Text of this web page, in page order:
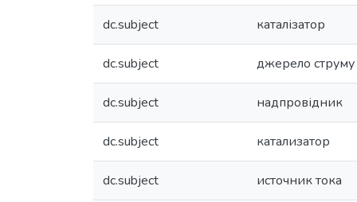
dc.subject каталізатор
dc.subject джерело струму
dc.subject надпровідник
dc.subject катализатор
dc.subject источник тока